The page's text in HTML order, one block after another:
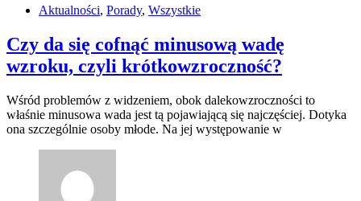
Aktualności, Porady, Wszystkie
Czy da się cofnąć minusową wadę
wzroku, czyli krótkowzroczność?
Wśród problemów z widzeniem, obok dalekowzroczności to
właśnie minusowa wada jest tą pojawiającą się najczęściej. Dotyka
ona szczególnie osoby młode. Na jej występowanie w